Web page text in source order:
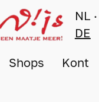
NL
DE
Shops